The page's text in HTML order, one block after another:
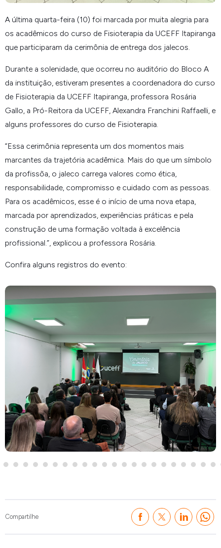
A última quarta-feira (10) foi marcada por muita alegria para
os acadêmicos do curso de Fisioterapia da UCEFF Itapiranga
que participaram da cerimônia de entrega dos jalecos.
Durante a solenidade, que ocorreu no auditório do Bloco A
da instituição, estiveram presentes a coordenadora do curso
de Fisioterapia da UCEFF Itapiranga, professora Rosária
Gallo, a Pró-Reitora da UCEFF, Alexandra Franchini Raffaelli, e
alguns professores do curso de Fisioterapia.
“Essa cerimônia representa um dos momentos mais
marcantes da trajetória acadêmica. Mais do que um símbolo
da profissõa, o jaleco carrega valores como ética,
responsabilidade, compromisso e cuidado com as pessoas.
Para os acadêmicos, esse é o início de uma nova etapa,
marcada por aprendizados, experiências práticas e pela
construção de uma formação voltada à excelência
profissional. ”, explicou a professora Rosária.
Confira alguns registros do evento:
Compartilhe